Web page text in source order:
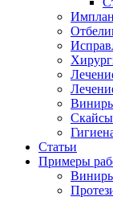
Скайсы
Cтатьи
Примеры